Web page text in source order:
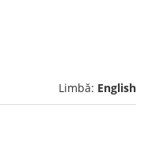
Limbă: English